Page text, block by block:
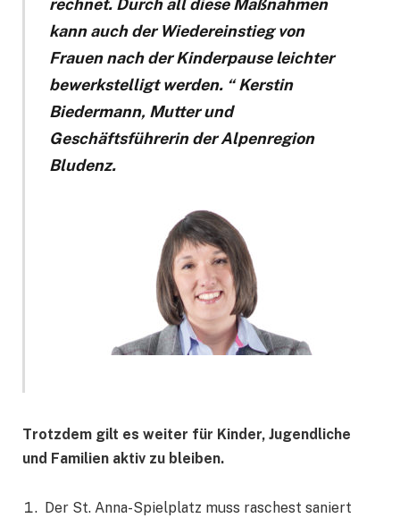
rechnet. Durch all diese Maßnahmen
kann auch der Wiedereinstieg von
Frauen nach der Kinderpause leichter
bewerkstelligt werden. “ Kerstin
Biedermann, Mutter und
Geschäftsführerin der Alpenregion
Bludenz.
Trotzdem gilt es weiter für Kinder, Jugendliche
und Familien aktiv zu bleiben.
Der St. Anna-Spielplatz muss raschest saniert